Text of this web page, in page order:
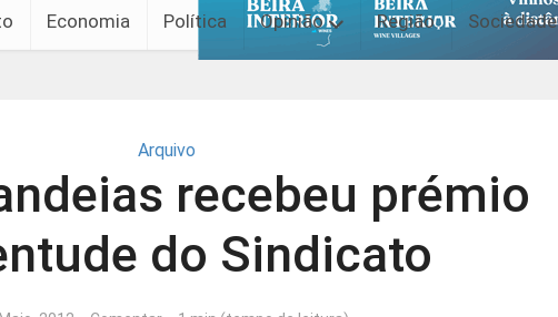
Economia Política Opinião Região Sociedade
Arquivo
recebeu prémio
do Sindicato